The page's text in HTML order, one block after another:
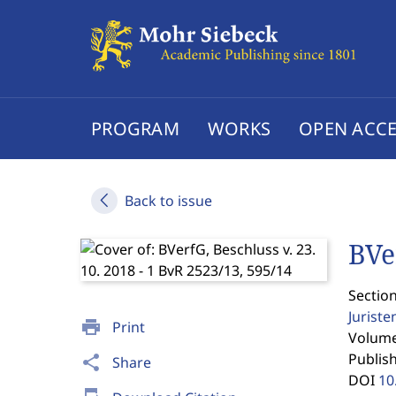
PROGRAM WORKS OPEN
Back to issue
print Print
share Share
DOI